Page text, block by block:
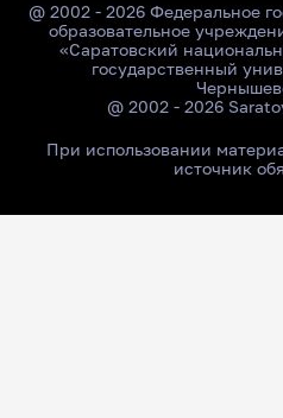
@ 2002 - 2026 Федеральное
образовательное
«Саратовский
государственный
@ 2002 - 2026
При использовании
источник